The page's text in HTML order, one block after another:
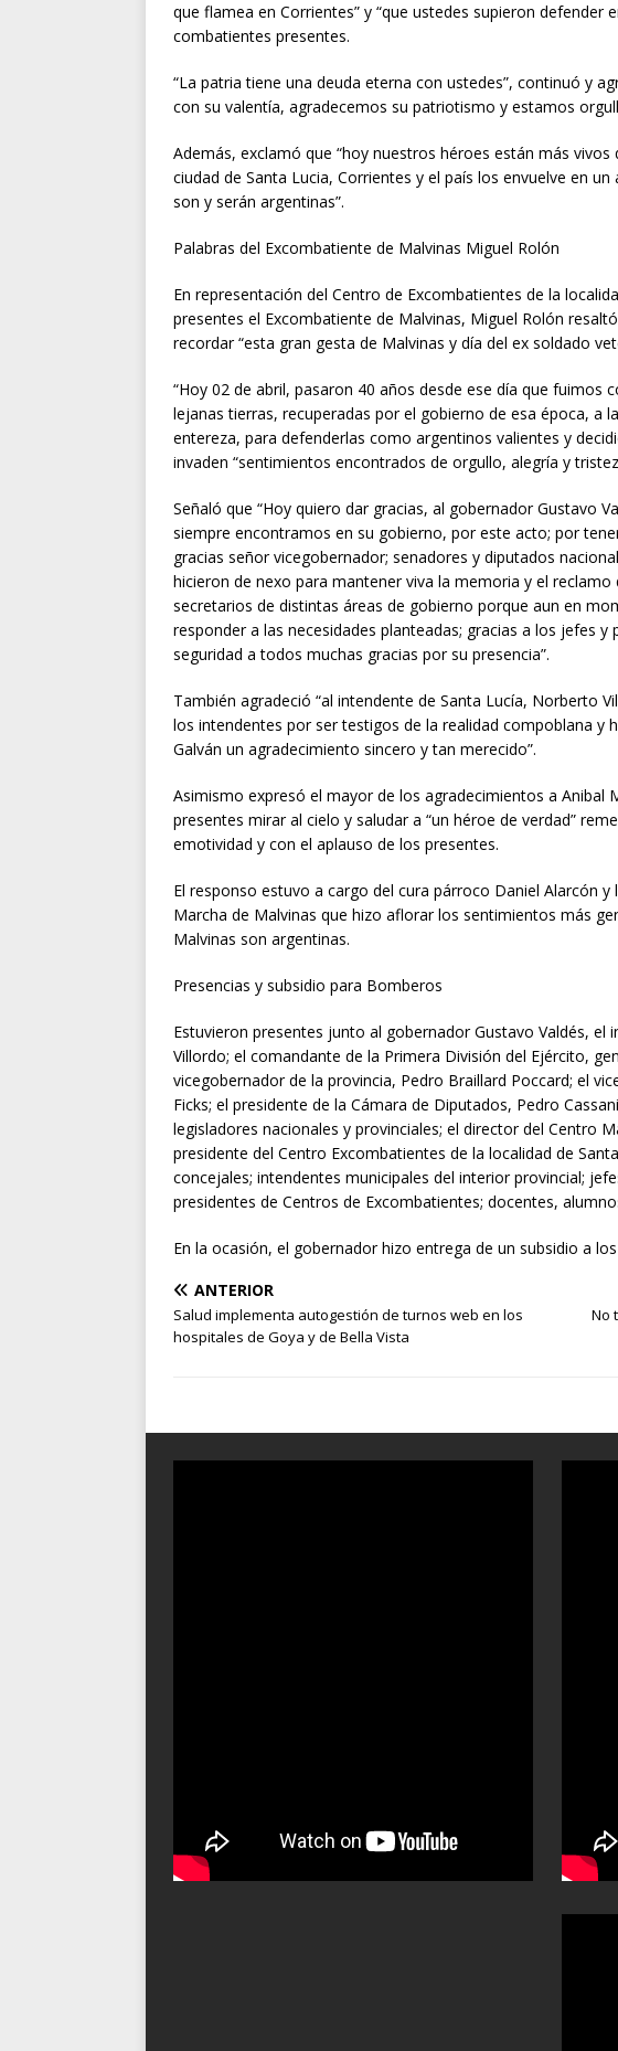
que flamea en Corrientes” y “que ustedes supieron defender
combatientes presentes.
“La patria tiene una deuda eterna con ustedes”, continuó y
con su valentía, agradecemos su patriotismo y estamos
Además, exclamó que “hoy nuestros héroes están más vivos
ciudad de Santa Lucia, Corrientes y el país los envuelve en
son y serán argentinas”.
Palabras del Excombatiente de Malvinas Miguel Rolón
En representación del Centro de Excombatientes de la
presentes el Excombatiente de Malvinas, Miguel Rolón
recordar “esta gran gesta de Malvinas y día del ex soldado
“Hoy 02 de abril, pasaron 40 años desde ese día que fuimos
lejanas tierras, recuperadas por el gobierno de esa época, a
entereza, para defenderlas como argentinos valientes y
invaden “sentimientos encontrados de orgullo, alegría y
Señaló que “Hoy quiero dar gracias, al gobernador Gustavo
siempre encontramos en su gobierno, por este acto; por
gracias señor vicegobernador; senadores y diputados
hicieron de nexo para mantener viva la memoria y el
secretarios de distintas áreas de gobierno porque aun en
responder a las necesidades planteadas; gracias a los jefes
seguridad a todos muchas gracias por su presencia”.
También agradeció “al intendente de Santa Lucía, Norberto
los intendentes por ser testigos de la realidad compoblana y
Galván un agradecimiento sincero y tan merecido”.
Asimismo expresó el mayor de los agradecimientos a Anibal
presentes mirar al cielo y saludar a “un héroe de verdad”
emotividad y con el aplauso de los presentes.
El responso estuvo a cargo del cura párroco Daniel Alarcón
Marcha de Malvinas que hizo aflorar los sentimientos más
Malvinas son argentinas.
Presencias y subsidio para Bomberos
Estuvieron presentes junto al gobernador Gustavo Valdés, el
Villordo; el comandante de la Primera División del Ejército,
vicegobernador de la provincia, Pedro Braillard Poccard; el
Ficks; el presidente de la Cámara de Diputados, Pedro
legisladores nacionales y provinciales; el director del Centro
presidente del Centro Excombatientes de la localidad de
concejales; intendentes municipales del interior provincial;
presidentes de Centros de Excombatientes; docentes,
En la ocasión, el gobernador hizo entrega de un subsidio a
ANTERIOR
Salud implementa autogestión de turnos web en los
hospitales de Goya y de Bella Vista
No